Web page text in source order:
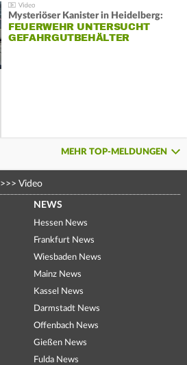
Mysteriöser Kanister in Heidelberg:
FEUERWEHR UNTERSUCHT
GEFAHRGUTBEHÄLTER
MEHR TOP-MELDUNGEN
>>> Video
NEWS
Hessen News
Frankfurt News
Wiesbaden News
Mainz News
Kassel News
Darmstadt News
Offenbach News
Gießen News
Fulda News